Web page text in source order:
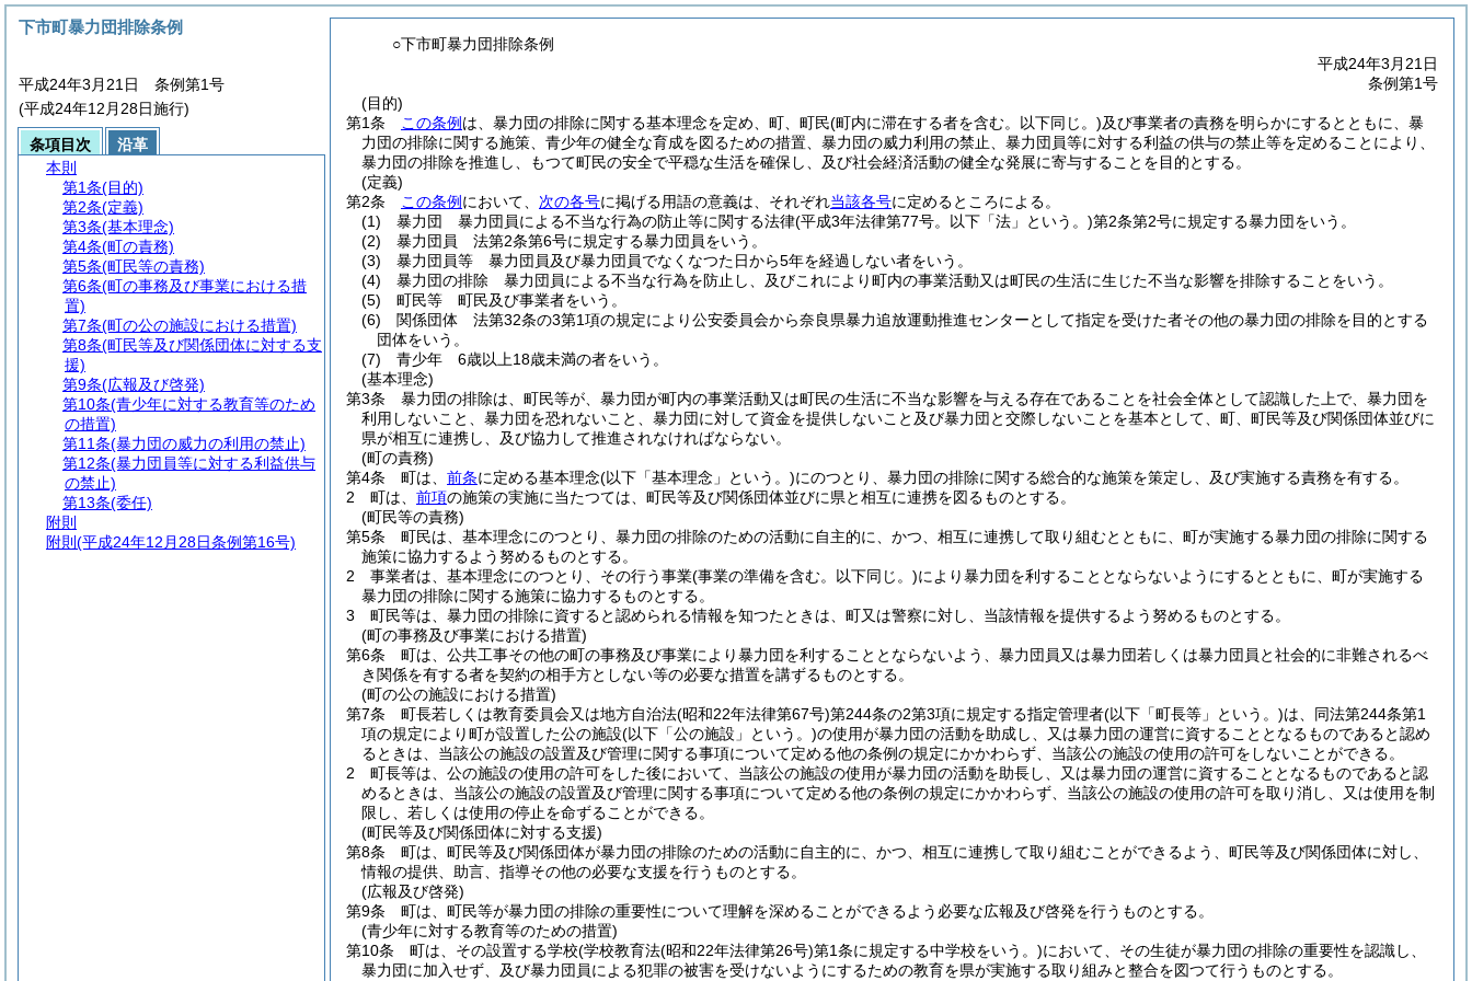
○下市町暴力団排除条例
平成24年3月21日
条例第1号
(目的)
第1条
この条例 は、暴力団の排除に関する基本理念を定め、町、町民(町内に滞在する者を含む。以下同じ。)及び事業者の責務を明らかにするとともに、暴
力団の排除に関する施策、青少年の健全な育成を図るための措置、暴力団の威力利用の禁止、暴力団員等に対する利益の供与の禁止等を定めることにより、
暴力団の排除を推進し、もつて町民の安全で平穏な生活を確保し、及び社会経済活動の健全な発展に寄与することを目的とする。
(定義)
第2条
この条例 において、 次の各号に掲げる用語の意義は、それぞれ当該各号に定めるところによる。
(1)
暴力団 暴力団員による不当な行為の防止等に関する法律(平成3年法律第77号。以下「法」という。)第2条第2号に規定する暴力団をいう。
(2)
暴力団員 法第2条第6号に規定する暴力団員をいう。
(3)
暴力団員等 暴力団員及び暴力団員でなくなつた日から5年を経過しない者をいう。
(4)
暴力団の排除 暴力団員による不当な行為を防止し、及びこれにより町内の事業活動又は町民の生活に生じた不当な影響を排除することをいう。
(5)
町民等 町民及び事業者をいう。
(6)
関係団体 法第32条の3第1項の規定により公安委員会から奈良県暴力追放運動推進センターとして指定を受けた者その他の暴力団の排除を目的とする
団体をいう。
(7)
青少年 6歳以上18歳未満の者をいう。
(基本理念)
第3条
暴力団の排除は、町民等が、暴力団が町内の事業活動又は町民の生活に不当な影響を与える存在であることを社会全体として認識した上で、暴力団を
利用しないこと、暴力団を恐れないこと、暴力団に対して資金を提供しないこと及び暴力団と交際しないことを基本として、町、町民等及び関係団体並びに
県が相互に連携し、及び協力して推進されなければならない。
(町の責務)
第4条
町は、 前条に定める基本理念(以下「基本理念」という。)にのつとり、暴力団の排除に関する総合的な施策を策定し、及び実施する責務を有する。
2
町は、 前項の施策の実施に当たつては、町民等及び関係団体並びに県と相互に連携を図るものとする。
(町民等の責務)
第5条
町民は、基本理念にのつとり、暴力団の排除のための活動に自主的に、かつ、相互に連携して取り組むとともに、町が実施する暴力団の排除に関する
施策に協力するよう努めるものとする。
2
事業者は、基本理念にのつとり、その行う事業(事業の準備を含む。以下同じ。)により暴力団を利することとならないようにするとともに、町が実施する
暴力団の排除に関する施策に協力するものとする。
3
町民等は、暴力団の排除に資すると認められる情報を知つたときは、町又は警察に対し、当該情報を提供するよう努めるものとする。
(町の事務及び事業における措置)
第6条
町は、公共工事その他の町の事務及び事業により暴力団を利することとならないよう、暴力団員又は暴力団若しくは暴力団員と社会的に非難されるべ
き関係を有する者を契約の相手方としない等の必要な措置を講ずるものとする。
(町の公の施設における措置)
第7条
町長若しくは教育委員会又は地方自治法(昭和22年法律第67号)第244条の2第3項に規定する指定管理者(以下「町長等」という。)は、同法第244条第1
項の規定により町が設置した公の施設(以下「公の施設」という。)の使用が暴力団の活動を助成し、又は暴力団の運営に資することとなるものであると認め
るときは、当該公の施設の設置及び管理に関する事項について定める他の条例の規定にかかわらず、当該公の施設の使用の許可をしないことができる。
2
町長等は、公の施設の使用の許可をした後において、当該公の施設の使用が暴力団の活動を助長し、又は暴力団の運営に資することとなるものであると認
めるときは、当該公の施設の設置及び管理に関する事項について定める他の条例の規定にかかわらず、当該公の施設の使用の許可を取り消し、又は使用を制
限し、若しくは使用の停止を命ずることができる。
(町民等及び関係団体に対する支援)
第8条
町は、町民等及び関係団体が暴力団の排除のための活動に自主的に、かつ、相互に連携して取り組むことができるよう、町民等及び関係団体に対し、
情報の提供、助言、指導その他の必要な支援を行うものとする。
(広報及び啓発)
第9条
町は、町民等が暴力団の排除の重要性について理解を深めることができるよう必要な広報及び啓発を行うものとする。
(青少年に対する教育等のための措置)
第10条
町は、その設置する学校(学校教育法(昭和22年法律第26号)第1条に規定する中学校をいう。)において、その生徒が暴力団の排除の重要性を認識し、
暴力団に加入せず、及び暴力団員による犯罪の被害を受けないようにするための教育を県が実施する取り組みと整合を図つて行うものとする。
下市町暴力団排除条例
平成24年3月21日 条例第1号
(平成24年12月28日施行)
条項目次
沿革
本則
第1条(目的)
第2条(定義)
第3条(基本理念)
第4条(町の責務)
第5条(町民等の責務)
第6条(町の事務及び事業における措
置)
第7条(町の公の施設における措置)
第8条(町民等及び関係団体に対する支
援)
第9条(広報及び啓発)
第10条(青少年に対する教育等のため
の措置)
第11条(暴力団の威力の利用の禁止)
第12条(暴力団員等に対する利益供与
の禁止)
第13条(委任)
附則
附則 (平成24年12月28日条例第16号)